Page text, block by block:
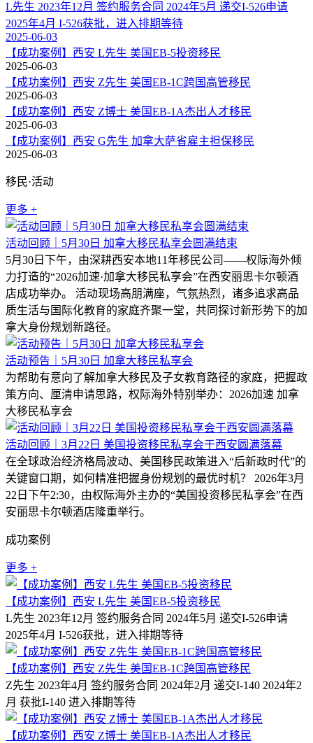
L先生 2023年12月 签约服务合同 2024年5月 递交I-526申请
2025年4月 I-526获批，进入排期等待
2025-06-03
【成功案例】西安 L先生 美国EB-5投资移民
2025-06-03
【成功案例】西安 Z先生 美国EB-1C跨国高管移民
2025-06-03
【成功案例】西安 Z博士 美国EB-1A杰出人才移民
2025-06-03
【成功案例】西安 G先生 加拿大萨省雇主担保移民
2025-06-03
移民·活动
更多 +
活动回顾｜5月30日 加拿大移民私享会圆满结束
5月30日下午，由深耕西安本地11年移民公司——权际海外倾
力打造的“2026加速·加拿大移民私享会”在西安丽思卡尔顿酒
店成功举办。 活动现场高朋满座，气氛热烈，诸多追求高品
质生活与国际化教育的家庭齐聚一堂，共同探讨新形势下的加
拿大身份规划新路径。
活动预告｜5月30日 加拿大移民私享会
为帮助有意向了解加拿大移民及子女教育路径的家庭，把握政
策方向、厘清申请思路，权际海外特别举办：2026加速 加拿
大移民私享会
活动回顾｜3月22日 美国投资移民私享会于西安圆满落幕
在全球政治经济格局波动、美国移民政策进入“后新政时代”的
关键窗口期，如何精准把握身份规划的最优时机？ 2026年3月
22日下午2:30，由权际海外主办的“美国投资移民私享会”在西
安丽思卡尔顿酒店隆重举行。
成功案例
更多 +
【成功案例】西安 L先生 美国EB-5投资移民
L先生 2023年12月 签约服务合同 2024年5月 递交I-526申请
2025年4月 I-526获批，进入排期等待
【成功案例】西安 Z先生 美国EB-1C跨国高管移民
Z先生 2023年4月 签约服务合同 2024年2月 递交I-140 2024年2
月 获批I-140 进入排期等待
【成功案例】西安 Z博士 美国EB-1A杰出人才移民